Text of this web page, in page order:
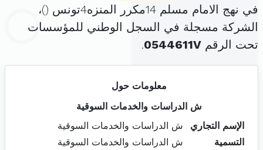
في نهج الامام مسلم 14مكرر المنزه4تونس (
)،
الشركة مسجلة في السجل الوطني للمؤسسات
تحت الرقم 0544611V
.
معلومات حول
ش الدراسات والخدمات السوقية
الإسم التجاري
ش الدراسات والخدمات السوقية
التسمية
ش الدراسات والخدمات السوقية